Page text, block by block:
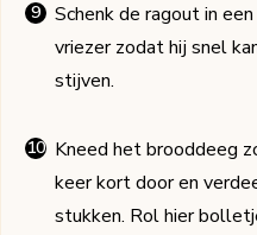
Schenk de ragout in
vriezer zodat hij snel
stijven.
Kneed het brooddeeg
keer kort door en
stukken. Rol hier